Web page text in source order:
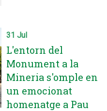
31 Jul
L'entorn del
Monument a la
Mineria s'omple en
un emocionat
homenatge a Pau